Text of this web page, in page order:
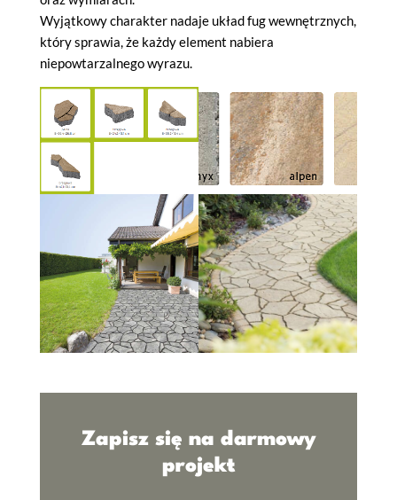
Wyjątkowy charakter nadaje układ fug wewnętrznych,
który sprawia, że każdy element nabiera
niepowtarzalnego wyrazu.
Zapisz się na darmowy
projekt